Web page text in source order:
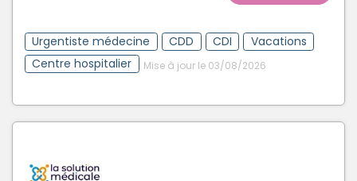
Urgentiste médecine CDD CDI
Vacations
Centre hospitalier
Mise à jour le 03/08/2026